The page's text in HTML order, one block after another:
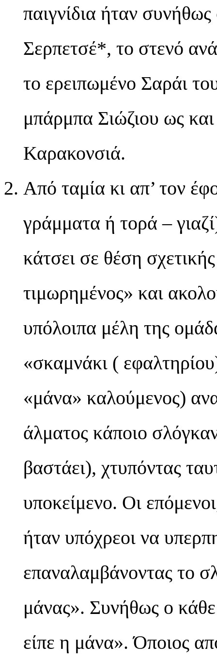
παιγνίδια ήταν
Σερπετσέ*, το στενό
το ερειπωμένο Σαράι
μπάρμπα Σιώζιου ως και
Καρακονσιά.
Από ταμία κι απ’ τον
γράμματα ή τορά –
κάτσει σε θέση
τιμωρημένος» και
υπόλοιπα μέλη της
«σκαμνάκι (
«μάνα» καλούμενος)
άλματος κάποιο
βαστάει), χτυπόντας
υποκείμενο. Οι
ήταν υπόχρεοι να
επαναλαμβάνοντας το
μάνας». Συνήθως ο
είπε η μάνα». Όποιος